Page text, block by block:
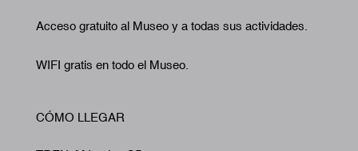
Acceso gratuito al Museo y a todas sus actividades.
WIFI gratis en todo el Museo.
CÓMO LLEGAR